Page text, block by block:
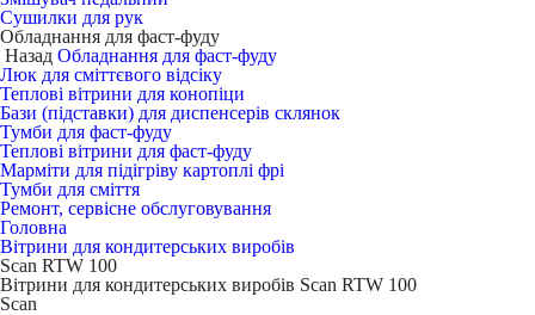
Сушилки для рук
Обладнання для фаст-фуду
Назад Обладнання для фаст-фуду
Люк для сміттєвого відсіку
Теплові вітрини для конопіци
Бази (підставки) для диспенсерів склянок
Тумби для фаст-фуду
Теплові вітрини для фаст-фуду
Марміти для підігріву картоплі фрі
Тумби для сміття
Ремонт, сервісне обслуговування
Головна
Вітрини для кондитерських виробів
Scan RTW 100
Вітрини для кондитерських виробів Scan RTW 100
Scan